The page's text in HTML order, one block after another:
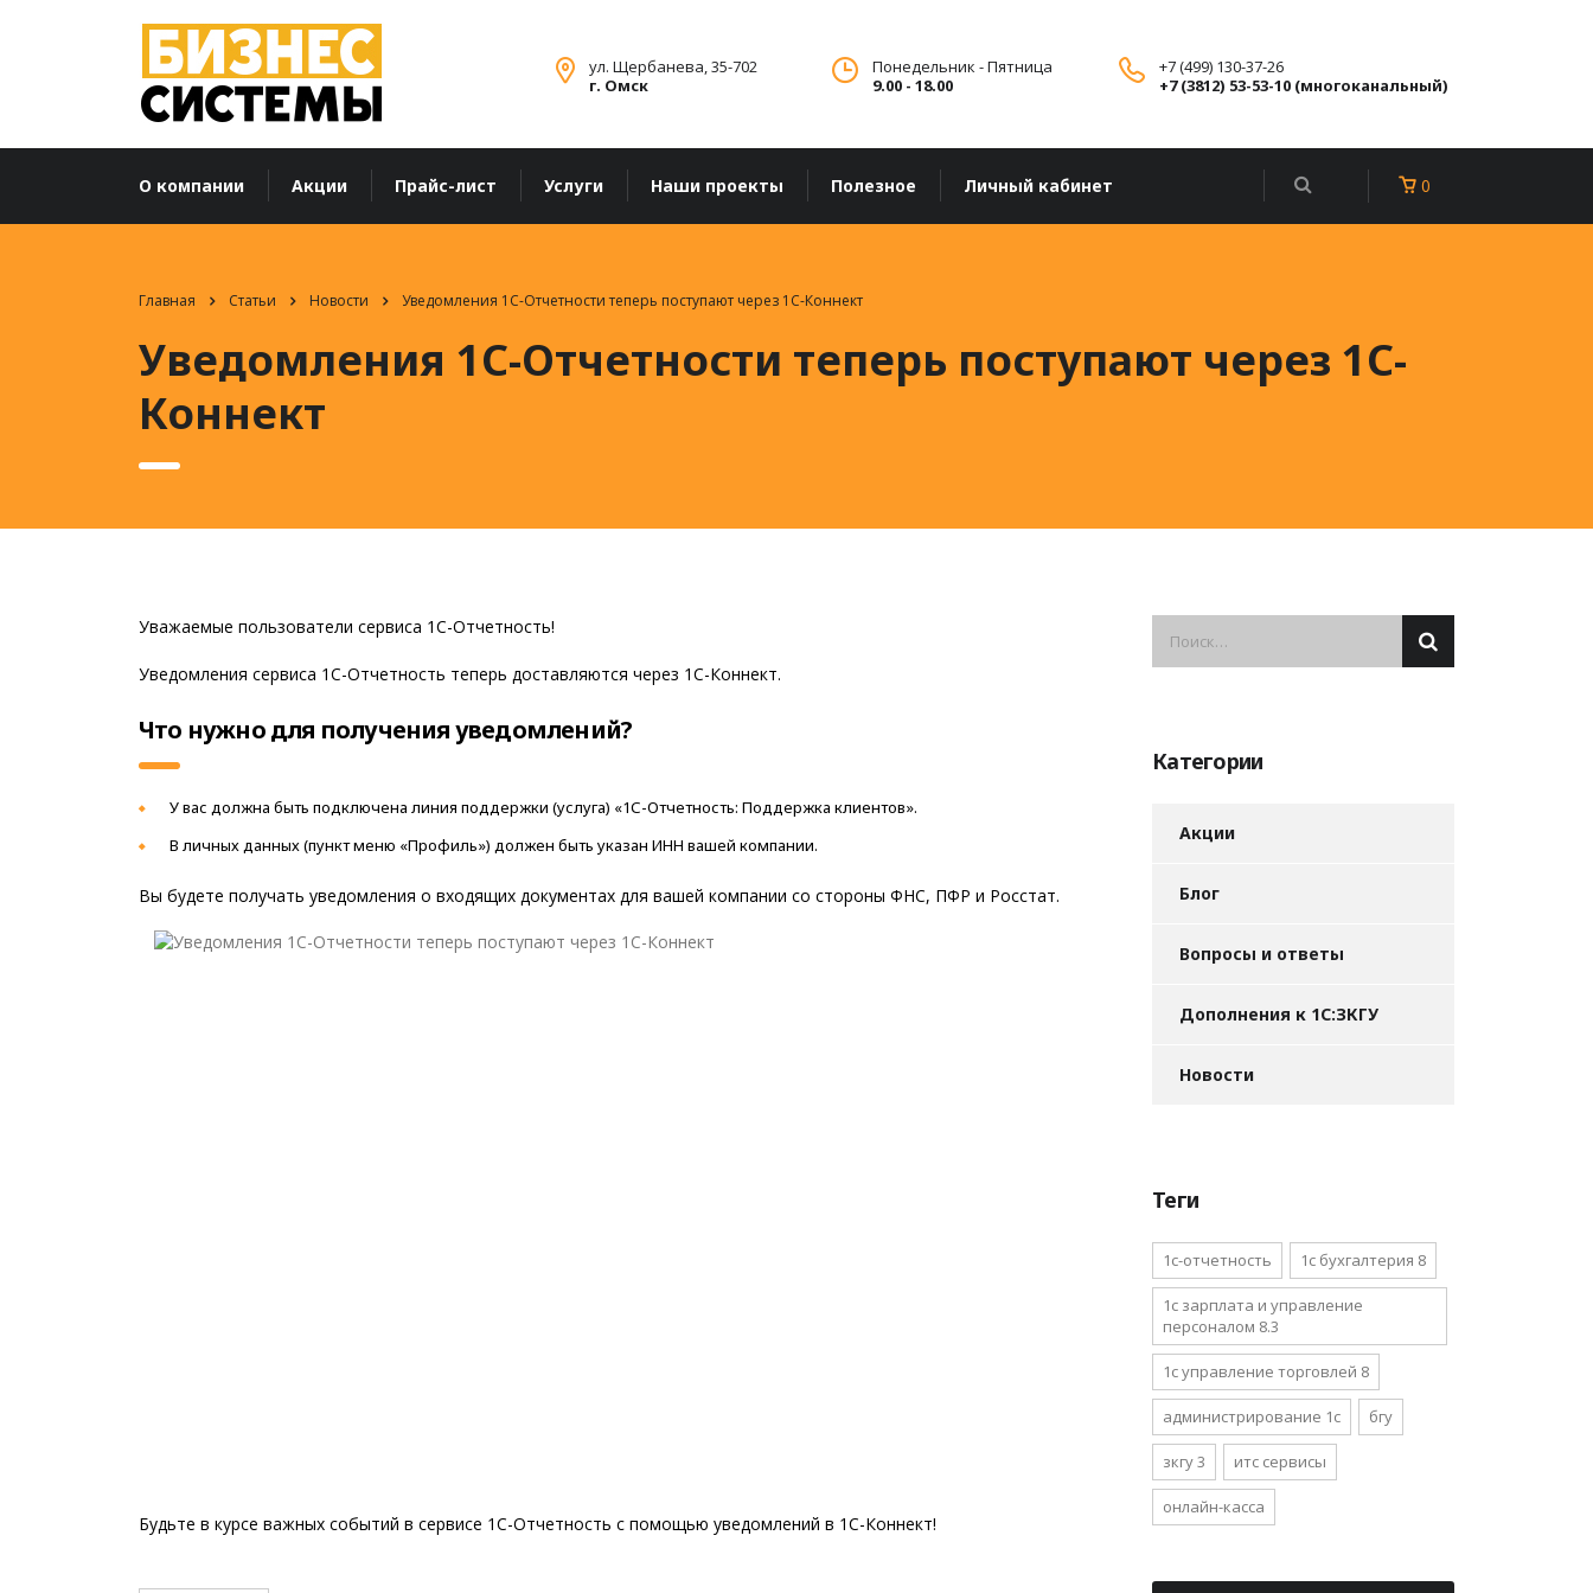
+7 (499) 130-37-26
+7 (3812) 53-53-10 (многоканальный)
Понедельник - Пятница
9.00 - 18.00
ул. Щербанева, 35-702
г. Омск
О компании Акции Прайс-лист Услуги Наши проекты Полезное Личный кабинет 0
Главная Статьи Новости Уведомления 1С-Отчетности теперь поступают через 1С-Коннект
Уведомления 1С-Отчетности теперь поступают через 1С-
Коннект
Уважаемые пользователи сервиса 1С-Отчетность!
Уведомления сервиса 1С-Отчетность теперь доставляются через 1С-Коннект.
Что нужно для получения уведомлений?
У вас должна быть подключена линия поддержки (услуга) «1С-Отчетность: Поддержка клиентов».
В личных данных (пункт меню «Профиль») должен быть указан ИНН вашей компании.
Вы будете получать уведомления о входящих документах для вашей компании со стороны ФНС, ПФР и Росстат.
Будьте в курсе важных событий в сервисе 1С-Отчетность с помощью уведомлений в 1С-Коннект!
Категории
Акции
Блог
Вопросы и ответы
Дополнения к 1С:ЗКГУ
Новости
Теги
1с-отчетность 1с бухгалтерия 8
1с зарплата и управление
персоналом 8.3
1с управление торговлей 8
администрирование 1с бгу
зкгу 3 итс сервисы
онлайн-касса